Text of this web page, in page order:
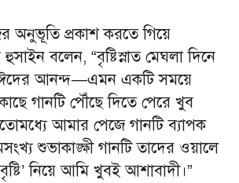
অনুভূতি প্রকাশ করতে গিয়ে
বলেন, “বৃষ্টিস্নাত মেঘলা দিনে
ঈদের আনন্দ—এমন একটি সময়ে
গানটি পৌঁছে দিতে পেরে খুব
আমার পেজে গানটি ব্যাপক
শুভাকাঙ্ক্ষী গানটি তাদের ওয়ালে
নিয়ে আমি খুবই আশাবাদী।”